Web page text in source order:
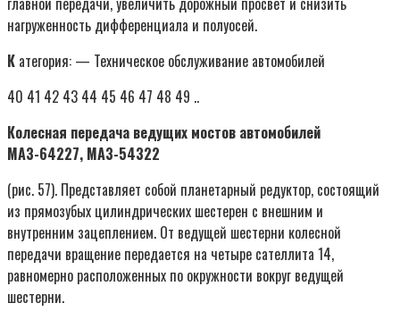
нагруженность дифференциала и полуосей.
К атегория: — Техническое обслуживание автомобилей
40 41 42 43 44 45 46 47 48 49 ..
Колесная передача ведущих мостов автомобилей
МАЗ-64227, MA3-54322
(рис. 57). Представляет собой планетарный редуктор, состоящий
из прямозубых цилиндрических шестерен с внешним и
внутренним зацеплением. От ведущей шестерни колесной
передачи вращение передается на четыре сателлита 14,
равномерно расположенных по окружности вокруг ведущей
шестерни.